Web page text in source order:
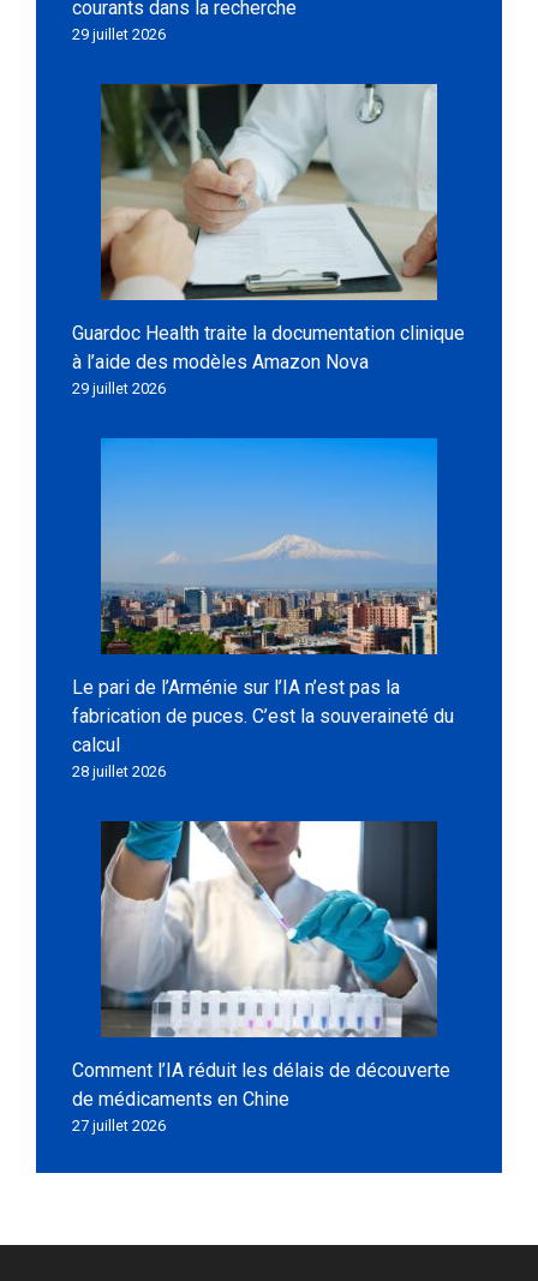
courants dans la recherche
29 juillet 2026
Guardoc Health traite la documentation clinique
à l’aide des modèles Amazon Nova
29 juillet 2026
Le pari de l’Arménie sur l’IA n’est pas la
fabrication de puces. C’est la souveraineté du
calcul
28 juillet 2026
Comment l’IA réduit les délais de découverte
de médicaments en Chine
27 juillet 2026